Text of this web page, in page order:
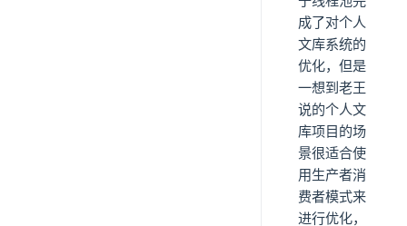
成了对个人
文库系统的
优化，但是
一想到老王
说的个人文
库项目的场
景很适合使
用生产者消
费者模式来
进行优化，